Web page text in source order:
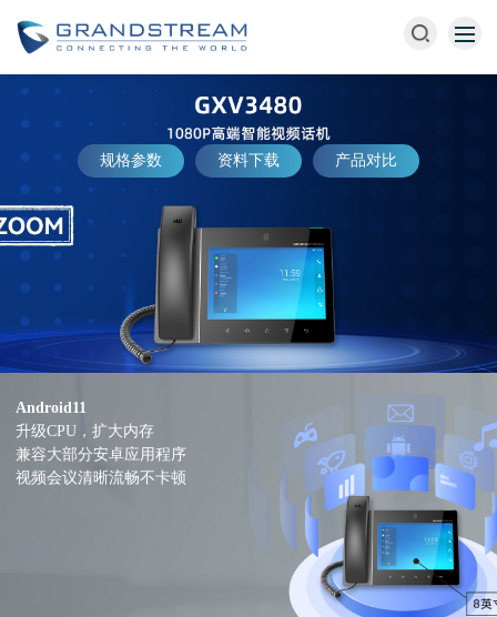
规格参数 资料下载 产品对比
Android11
升级CPU，扩大内存
兼容大部分安卓应用程序
视频会议清晰流畅不卡顿